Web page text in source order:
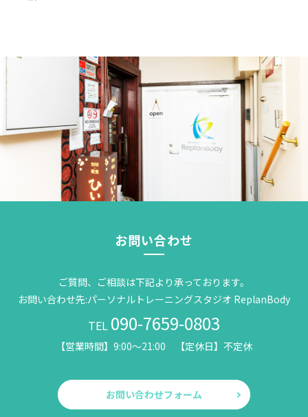
お問い合わせ
ご質問、ご相談は下記より承っております。
お問い合わせ先:パーソナルトレーニングスタジオ ReplanBody
TEL 090-7659-0803
【営業時間】9:00～21:00 【定休日】不定休
お問い合わせフォーム